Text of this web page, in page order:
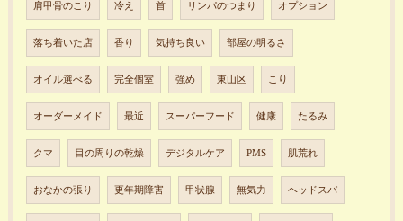
肩甲骨のこり 冷え 首 リンパのつまり オプション
落ち着いた店 香り 気持ち良い 部屋の明るさ
オイル選べる 完全個室 強め 東山区 こり
オーダーメイド 最近 スーパーフード 健康 たるみ
クマ 目の周りの乾燥 デジタルケア PMS 肌荒れ
おなかの張り 更年期障害 甲状腺 無気力 ヘッドスパ